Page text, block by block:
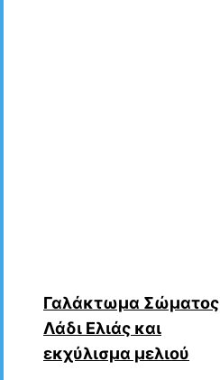
Γαλάκτωμα Σώματος
Λάδι Ελιάς και
εκχύλισμα μελιού